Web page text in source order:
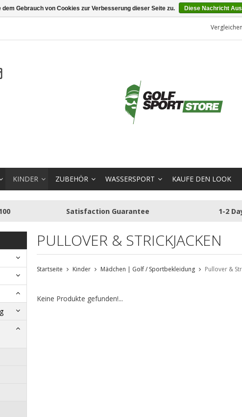
KINDER ZUBEHÖR WASSERSPORT KAUFE DEN LOOK
Satisfaction Guarantee 1-2
PULLOVER & STRICKJACKEN
Startseite Kinder Mädchen | Golf / Sportbekleidung Pullover &
Keine Produkte gefunden!...
Gebrauch von Cookies zur Verbesserung dieser Seite zu. Diese Nachricht